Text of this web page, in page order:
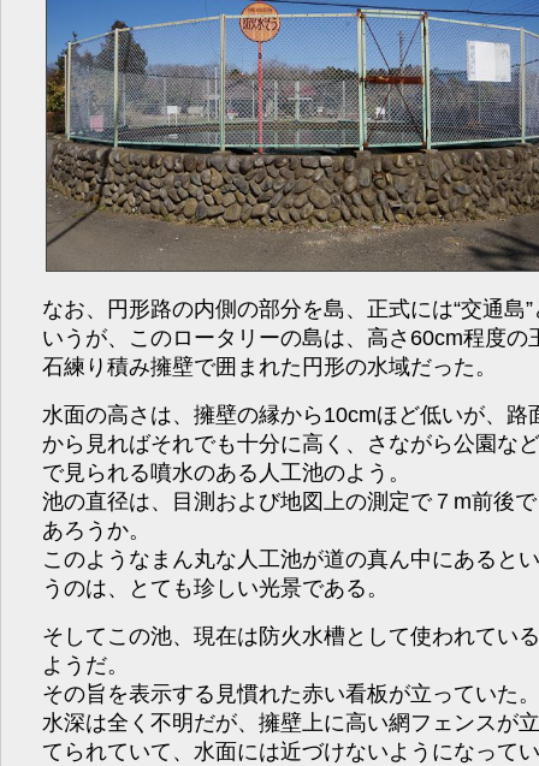
なお、円形路の内側の部分を島、正式には“交通島”
いうが、このロータリーの島は、高さ60cm程度の
石練り積み擁壁で囲まれた円形の水域だった。
水面の高さは、擁壁の縁から10cmほど低いが、路
から見ればそれでも十分に高く、さながら公園な
で見られる噴水のある人工池のよう。
池の直径は、目測および地図上の測定で７m前後で
あろうか。
このようなまん丸な人工池が道の真ん中にあると
うのは、とても珍しい光景である。
そしてこの池、現在は防火水槽として使われてい
ようだ。
その旨を表示する見慣れた赤い看板が立っていた
水深は全く不明だが、擁壁上に高い網フェンスが
てられていて、水面には近づけないようになって